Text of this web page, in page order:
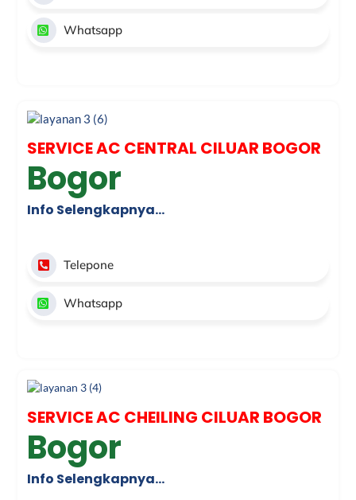
Whatsapp
SERVICE AC CENTRAL CILUAR BOGOR
Bogor
Info Selengkapnya…
Telepone
Whatsapp
SERVICE AC CHEILING CILUAR BOGOR
Bogor
Info Selengkapnya…